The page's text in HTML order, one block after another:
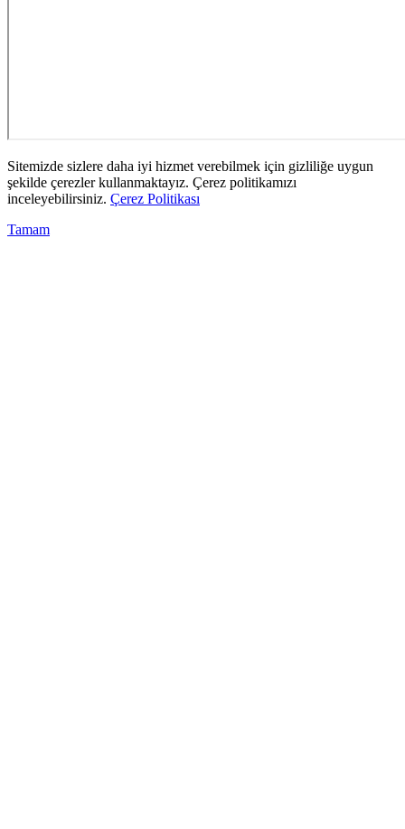
Sitemizde sizlere daha iyi hizmet verebilmek için gizliliğe uygun
şekilde çerezler kullanmaktayız. Çerez politikamızı
inceleyebilirsiniz. Çerez Politikası
Tamam